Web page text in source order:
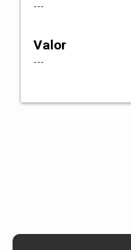
---
Valor
---